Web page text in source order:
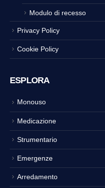
Modulo di recesso
Privacy Policy
Cookie Policy
ESPLORA
Monouso
Medicazione
Strumentario
Emergenze
Arredamento